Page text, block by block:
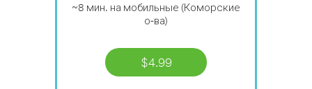
~8 мин. на мобильные (Коморские
о-ва)
$4.99